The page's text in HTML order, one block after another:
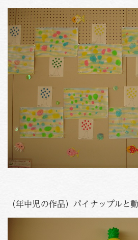
（年中児の作品）パイナップルと